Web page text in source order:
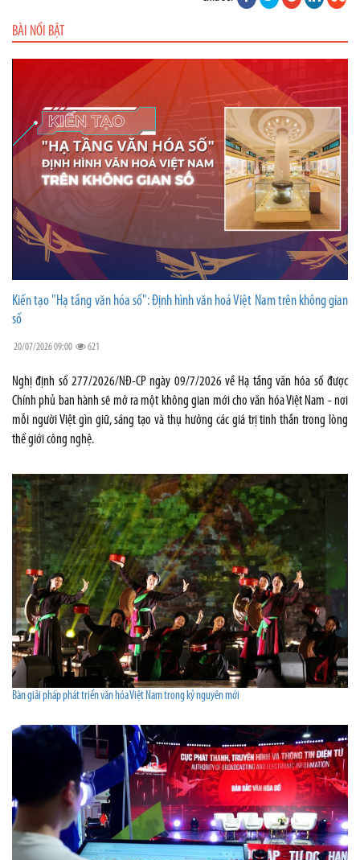
BÀI NỔI BẬT
Kiến tạo "Hạ tầng văn hóa số": Định hình văn hoá Việt Nam trên không gian
số
20/07/2026 09:00 621
Nghị định số 277/2026/NĐ-CP ngày 09/7/2026 về Hạ tầng văn hóa số được
Chính phủ ban hành sẽ mở ra một không gian mới cho văn hóa Việt Nam - nơi
mỗi người Việt gìn giữ, sáng tạo và thụ hưởng các giá trị tinh thần trong lòng
thế giới công nghệ.
Bàn giải pháp phát triển văn hóa Việt Nam trong kỷ nguyên mới